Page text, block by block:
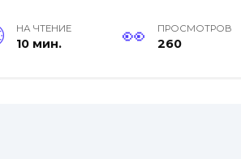
НА ЧТЕНИЕ
10 мин.
ПРОСМОТРОВ
260